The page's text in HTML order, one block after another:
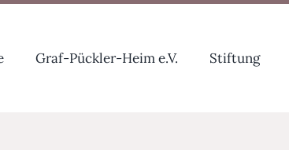
Graf-Pückler-Heim e.V. Stiftung